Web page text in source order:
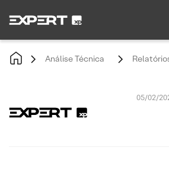
Análise Técnica
05/02/